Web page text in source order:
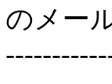
のメー